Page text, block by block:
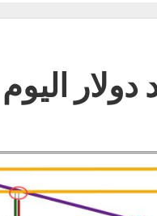
اليوم 12/12/2024